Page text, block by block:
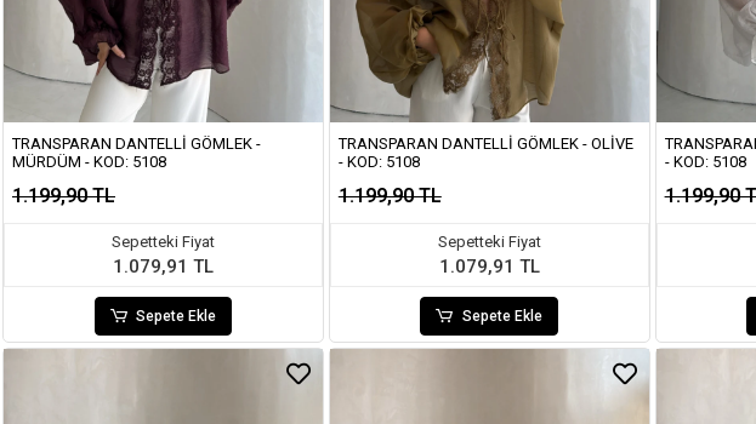
TRANSPARAN DANTELLI GÖMLEK -
MÜRDÜM - KOD: 5108
1.199,90 TL
Sepetteki Fiyat
1.079,91 TL
Sepete Ekle
TRANSPARAN DANTELLI GÖMLEK - OLIVE
- KOD: 5108
1.199,90 TL
Sepetteki Fiyat
1.079,91 TL
Sepete Ekle
- KOD: 5108
1.199,90